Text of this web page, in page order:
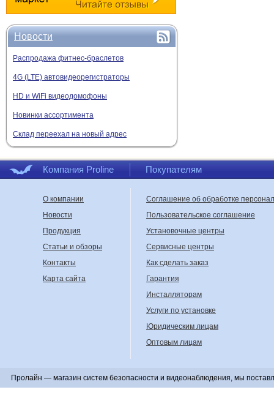
Новости
Распродажа фитнес-браслетов
4G (LTE) автовидеорегистраторы
HD и WiFi видеодомофоны
Новинки ассортимента
Склад переехал на новый адрес
Компания Proline Покупателям
О компании
Новости
Продукция
Статьи и обзоры
Контакты
Карта сайта
Соглашение об обработке
Пользовательское соглашение
Установочные центры
Сервисные центры
Как сделать заказ
Гарантия
Инсталляторам
Услуги по установке
Юридическим лицам
Оптовым лицам
Пролайн — магазин систем безопасности и видеонаблюдения, мы